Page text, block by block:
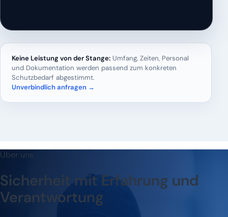
Keine Leistung von der Stange: Umfang, Zeiten, Personal
und Dokumentation werden passend zum konkreten
Schutzbedarf abgestimmt.
Unverbindlich anfragen →
Über uns
Sicherheit mit Erfahrung und
Verantwortung